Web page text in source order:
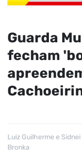
Guarda
fecham
Luiz Guilherme e Sidnei
Bronka